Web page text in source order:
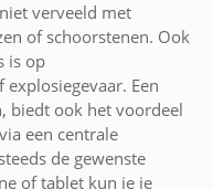
verveeld met
of schoorstenen. Ook
is op
Een
biedt ook het voordeel
een centrale
de gewenste
of tablet kun je je